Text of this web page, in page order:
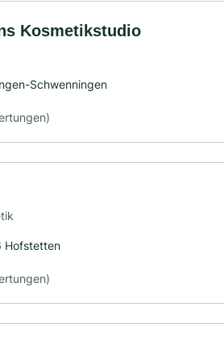
Kosmetikstudio
Schwenningen
Hofstetten